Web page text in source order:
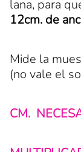
lana, para
12cm. de
Mide la
(no vale el
CM.